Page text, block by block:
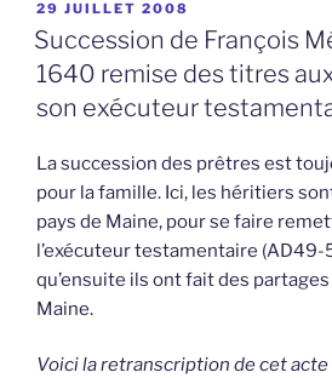
PUBLIÉ
LE
29 JUILLET 2008
Succession de François
1640 remise des titres
son exécuteur
La succession des prêtres est
pour la famille. Ici, les héritiers
pays de Maine, pour se faire
l’exécuteur testamentaire (AD49-
qu’ensuite ils ont fait des partages
Maine.
Voici la retranscription de cet acte